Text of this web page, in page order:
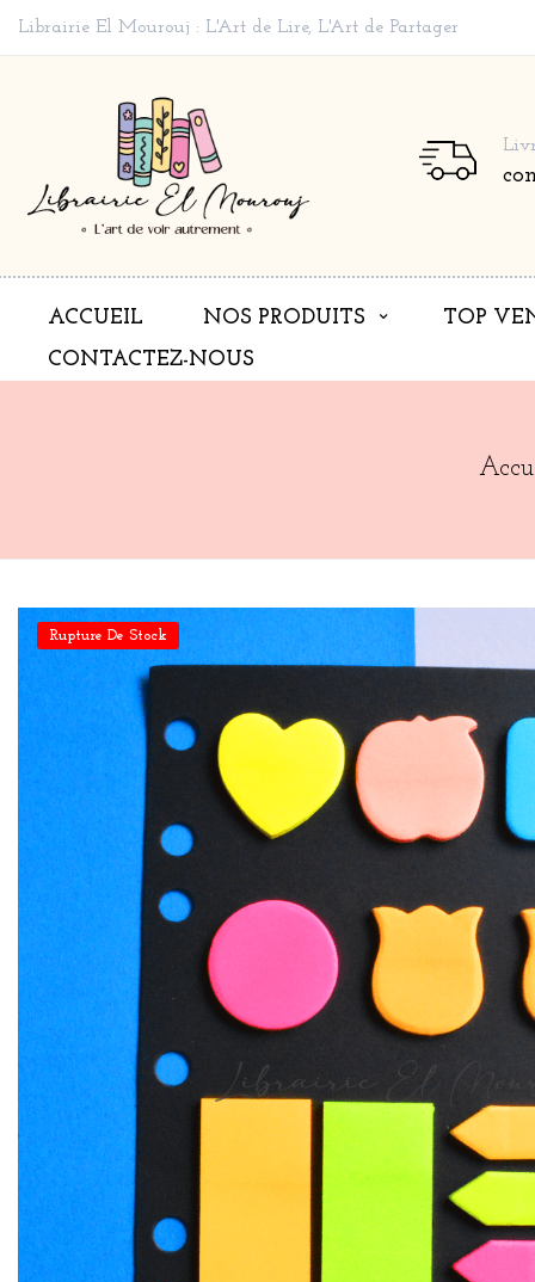
Librairie El Mourouj : L'Art de Lire, L'Art de Partager
ACCUEIL NOS PRODUITS
TOP
CONTACTEZ-NOUS
Rupture De Stock